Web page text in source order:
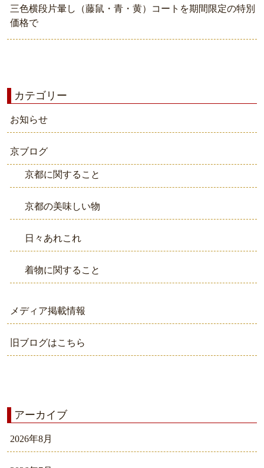
三色横段片暈し（藤鼠・青・黄）コートを期間限定の特別
価格で
カテゴリー
お知らせ
京ブログ
京都に関すること
京都の美味しい物
日々あれこれ
着物に関すること
メディア掲載情報
旧ブログはこちら
アーカイブ
2026年8月